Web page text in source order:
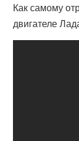
Как самому
двигателе